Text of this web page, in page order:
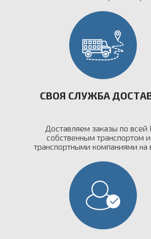
СВОЯ СЛУЖБА
Доставляем заказы по
собственным транспортом
транспортными компаниями на